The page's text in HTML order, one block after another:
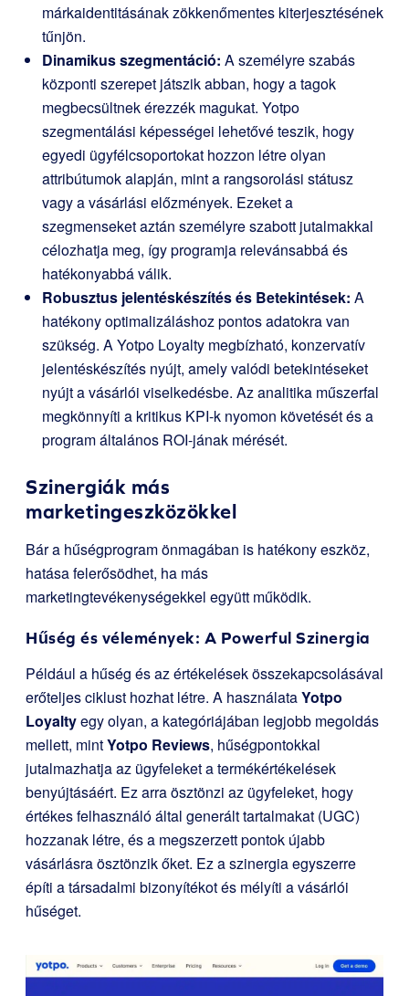
márkaidentitásának zökkenőmentes kiterjesztésének
tűnjön.
Dinamikus szegmentáció: A személyre szabás
központi szerepet játszik abban, hogy a tagok
megbecsültnek érezzék magukat. Yotpo
szegmentálási képességei lehetővé teszik, hogy
egyedi ügyfélcsoportokat hozzon létre olyan
attribútumok alapján, mint a rangsorolási státusz
vagy a vásárlási előzmények. Ezeket a
szegmenseket aztán személyre szabott jutalmakkal
célozhatja meg, így programja relevánsabbá és
hatékonyabbá válik.
Robusztus jelentéskészítés és Betekintések: A
hatékony optimalizáláshoz pontos adatokra van
szükség. A Yotpo Loyalty megbízható, konzervatív
jelentéskészítés nyújt, amely valódi betekintéseket
nyújt a vásárlói viselkedésbe. Az analitika műszerfal
megkönnyíti a kritikus KPI-k nyomon követését és a
program általános ROI-jának mérését.
Szinergiák más
marketingeszközökkel
Bár a hűségprogram önmagában is hatékony eszköz,
hatása felerősödhet, ha más
marketingtevékenységekkel együtt működik.
Hűség és vélemények: A Powerful Szinergia
Például a hűség és az értékelések összekapcsolásával
erőteljes ciklust hozhat létre. A használataYotpo
Loyaltyegy olyan, a kategóriájában legjobb megoldás
mellett, mintYotpo Reviews, hűségpontokkal
jutalmazhatja az ügyfeleket a termékértékelések
benyújtásáért. Ez arra ösztönzi az ügyfeleket, hogy
értékes felhasználó által generált tartalmakat (UGC)
hozzanak létre, és a megszerzett pontok újabb
vásárlásra ösztönzik őket. Ez a szinergia egyszerre
építi a társadalmi bizonyítékot és mélyíti a vásárlói
hűséget.